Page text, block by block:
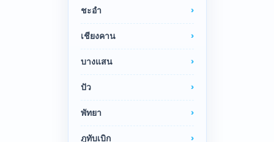
ชะอำ
เชียงคาน
บางแสน
ปัว
พัทยา
ภูทับเบิก